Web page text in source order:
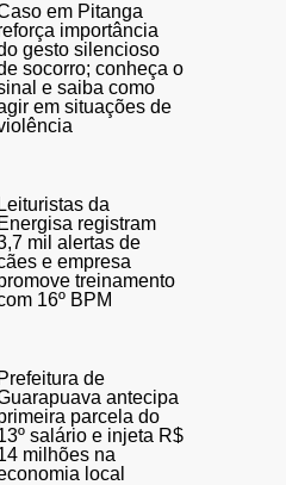
em Pitanga
importância
gesto silencioso
socorro; conheça o
e saiba como
em situações de
Leituristas da
Energisa registram
mil alertas de
e empresa
treinamento
16º BPM
Prefeitura de
antecipa
parcela do
salário e injeta R$
milhões na
local